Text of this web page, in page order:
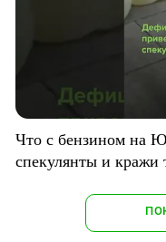
Что с бензином на
спекулянты и кражи